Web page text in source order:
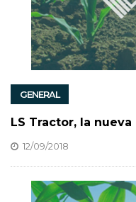
GENERAL
LS Tractor, la
12/09/2018